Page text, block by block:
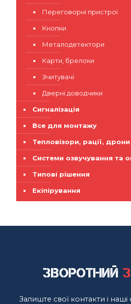
Переговорні пристрої
Кнопки
Металодетектори
Карти, брелоки
Зчитувачі
Дверні доводчики
Сигналізація
Все для монтажу
Тепловізори, рації, дрони
Системи озвучування та
Типові рішення
Екіпірування
Зворотний
Залиште свої контакти і наші